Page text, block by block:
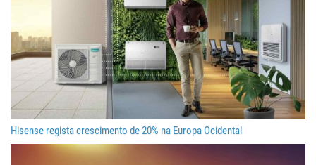
Hisense regista crescimento de 20% na Europa Ocidental